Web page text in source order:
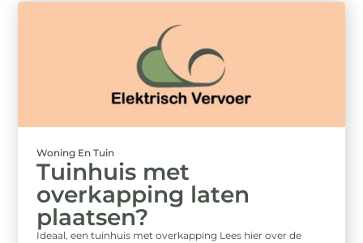
Woning En Tuin
Tuinhuis met
overkapping laten
plaatsen?
Ideaal, een tuinhuis met overkapping Lees hier over de